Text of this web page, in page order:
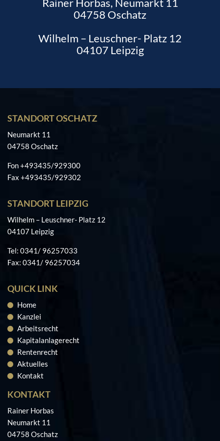
04758 Oschatz
Wilhelm – Leuschner- Platz 12
04107 Leipzig
STANDORT OSCHATZ
Neumarkt 11
04758 Oschatz
Fon +493435/929300
Fax +493435/929302
STANDORT LEIPZIG
Wilhelm – Leuschner- Platz 12
04107 Leipzig
Tel: 0341/ 96257033
Fax: 0341/ 96257034
QUICK LINK
Home
Kanzlei
Arbeitsrecht
Kapitalanlagerecht
Rentenrecht
Aktuelles
Kontakt
KONTAKT
Rainer Horbas
Neumarkt 11
04758 Oschatz